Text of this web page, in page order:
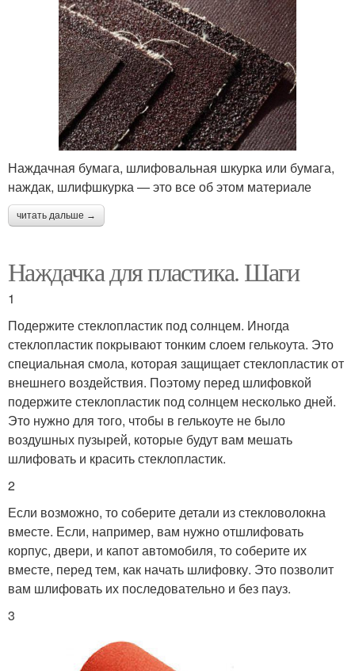
Наждачная бумага, шлифовальная шкурка или бумага,
наждак, шлифшкурка — это все об этом материале
читать дальше →
Наждачка для пластика. Шаги
1
Подержите стеклопластик под солнцем. Иногда
стеклопластик покрывают тонким слоем гелькоута. Это
специальная смола, которая защищает стеклопластик от
внешнего воздействия. Поэтому перед шлифовкой
подержите стеклопластик под солнцем несколько дней.
Это нужно для того, чтобы в гелькоуте не было
воздушных пузырей, которые будут вам мешать
шлифовать и красить стеклопластик.
2
Если возможно, то соберите детали из стекловолокна
вместе. Если, например, вам нужно отшлифовать
корпус, двери, и капот автомобиля, то соберите их
вместе, перед тем, как начать шлифовку. Это позволит
вам шлифовать их последовательно и без пауз.
3